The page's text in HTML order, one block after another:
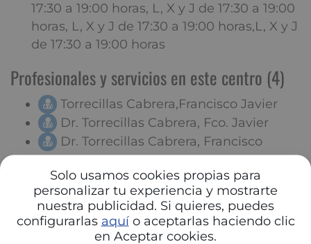
Solo usamos cookies propias para
personalizar tu experiencia y mostrarte
nuestra publicidad. Si quieres, puedes
configurarlas aquío aceptarlas haciendo clic
en Aceptar cookies.
17:30 a 19:00 horas, L, X y J de 17:30 a 19:00
horas, L, X y J de 17:30 a 19:00 horas,L, X y J
de 17:30 a 19:00 horas
Profesionales y servicios en este centro (4)
Torrecillas Cabrera,Francisco Javier
Dr. Torrecillas Cabrera, Fco. Javier
Dr. Torrecillas Cabrera, Francisco
Javier
TORRECILLAS CABRERA FCº JAVIER